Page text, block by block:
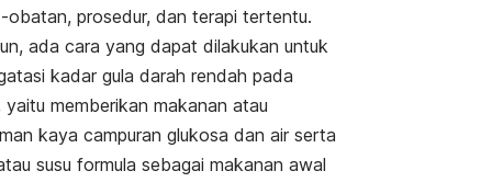
obatan, prosedur, dan terapi tertentu.
ada cara yang dapat dilakukan untuk
kadar gula darah rendah pada
yaitu memberikan makanan atau
kaya campuran glukosa dan air serta
susu formula sebagai makanan awal